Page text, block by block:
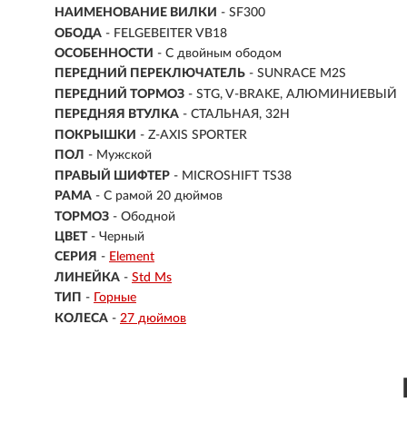
НАИМЕНОВАНИЕ ВИЛКИ - SF300
ОБОДА - FELGEBEITER VB18
ОСОБЕННОСТИ - С двойным ободом
ПЕРЕДНИЙ ПЕРЕКЛЮЧАТЕЛЬ - SUNRACE M2S
ПЕРЕДНИЙ ТОРМОЗ - STG, V-BRAKE, АЛЮМИНИЕВЫЙ
ПЕРЕДНЯЯ ВТУЛКА - СТАЛЬНАЯ, 32H
ПОКРЫШКИ - Z-AXIS SPORTER
ПОЛ - Мужской
ПРАВЫЙ ШИФТЕР - MICROSHIFT TS38
РАМА - С рамой 20 дюймов
ТОРМОЗ - Ободной
ЦВЕТ - Черный
СЕРИЯ - Element
ЛИНЕЙКА - Std Ms
ТИП - Горные
КОЛЕСА - 27 дюймов